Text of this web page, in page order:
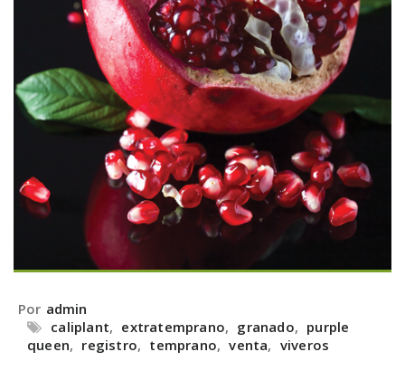
Por admin
caliplant, extratemprano, granado, purple
queen, registro, temprano, venta, viveros